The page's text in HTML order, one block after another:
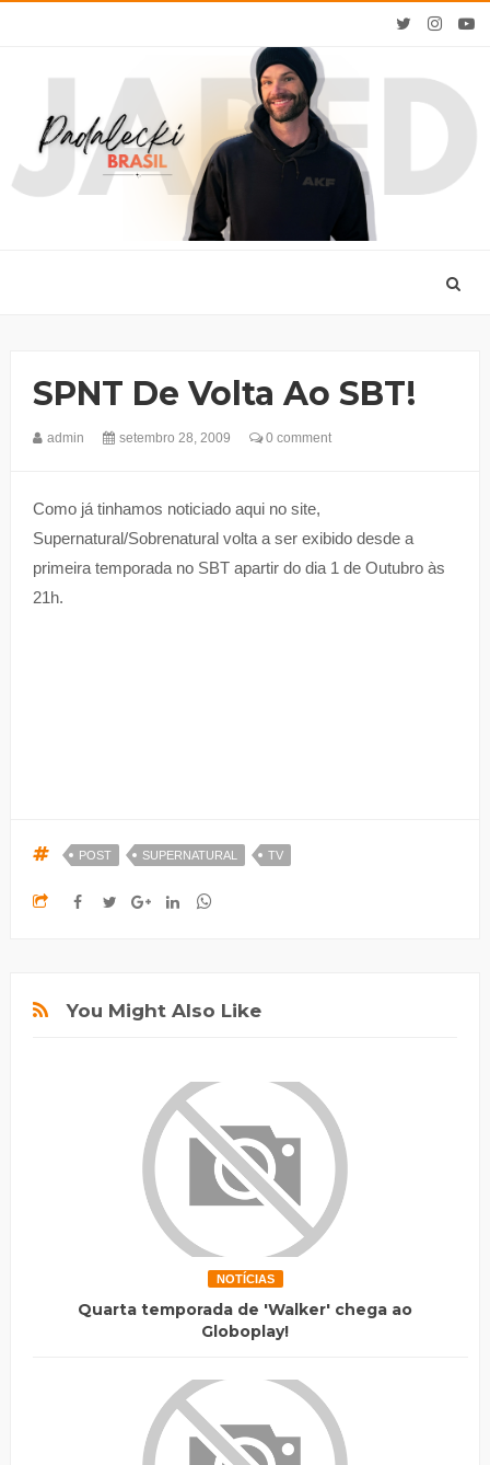
SPNT De Volta Ao SBT!
admin setembro 28, 2009 0 comment
Como já tinhamos noticiado aqui no site,
Supernatural/Sobrenatural volta a ser exibido desde a
primeira temporada no SBT apartir do dia 1 de Outubro às
21h.
POST SUPERNATURAL TV
You Might Also Like
NOTÍCIAS
Quarta temporada de 'Walker' chega ao
Globoplay!